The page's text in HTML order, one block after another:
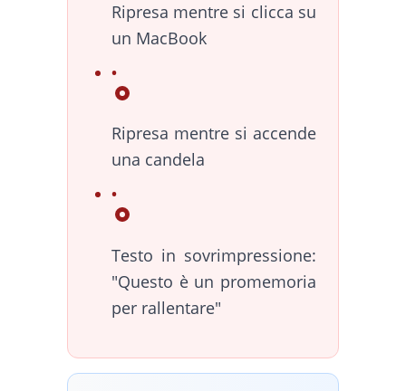
Ripresa mentre si clicca su
un MacBook
Ripresa mentre si accende
una candela
Testo in sovrimpressione:
"Questo è un promemoria
per rallentare"